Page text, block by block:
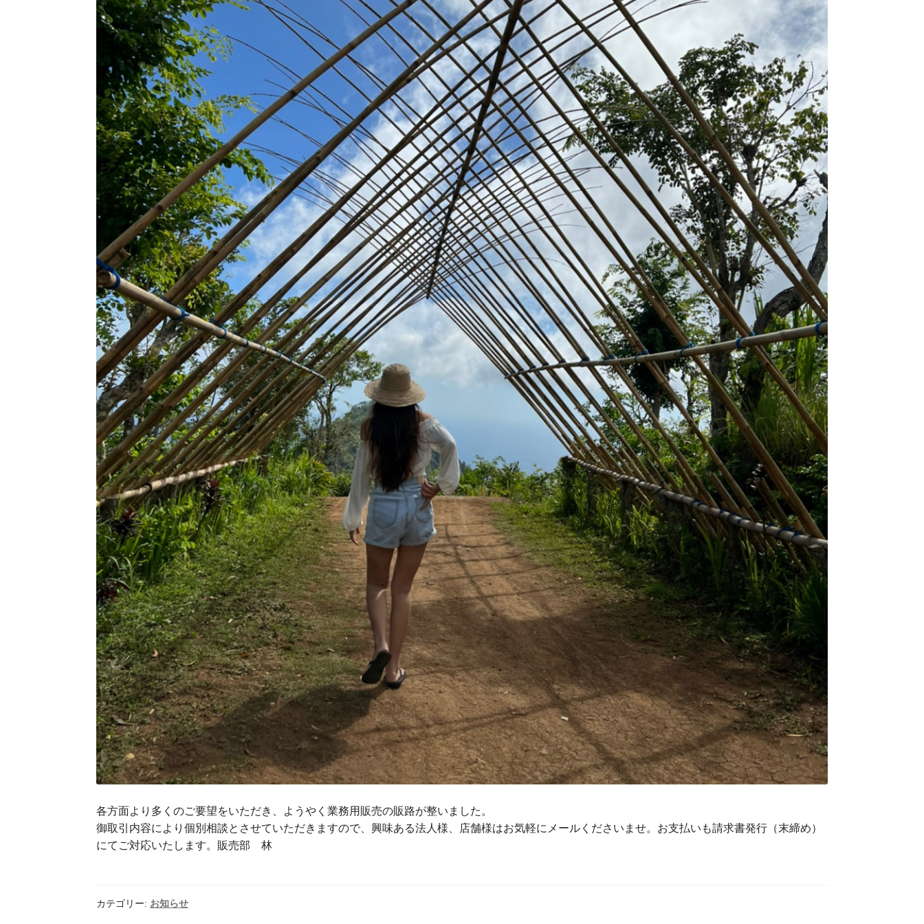
各方面より多くのご要望をいただき、ようやく業務用販売の販路が整いました。
御取引内容により個別相談とさせていただきますので、興味ある法人様、店舗様はお気軽にメールくださいませ。お支払いも請求書発行（末締め）
にてご対応いたします。販売部 林
カテゴリー: お知らせ